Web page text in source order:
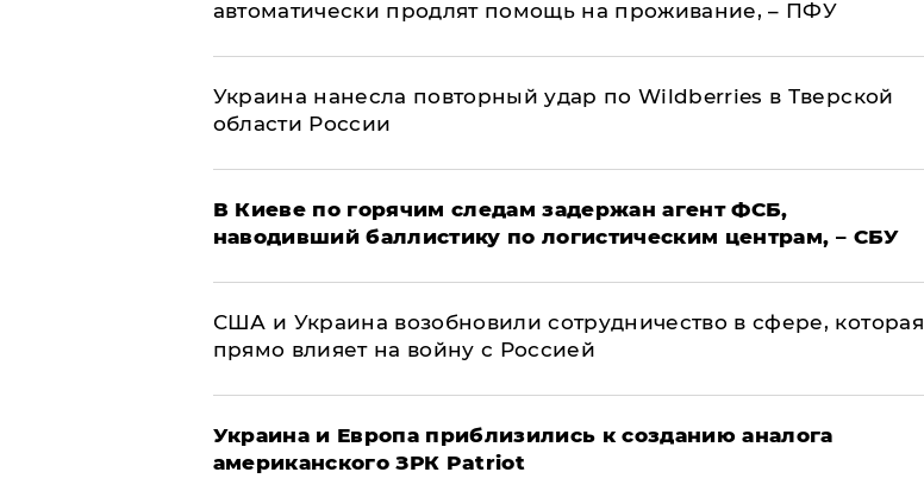
автоматически продлят помощь на проживание, – ПФУ
Украина нанесла повторный удар по Wildberries в Тверской
области России
В Киеве по горячим следам задержан агент ФСБ,
наводивший баллистику по логистическим центрам, – СБУ
США и Украина возобновили сотрудничество в сфере, которая
прямо влияет на войну с Россией
Украина и Европа приблизились к созданию аналога
американского ЗРК Patriot